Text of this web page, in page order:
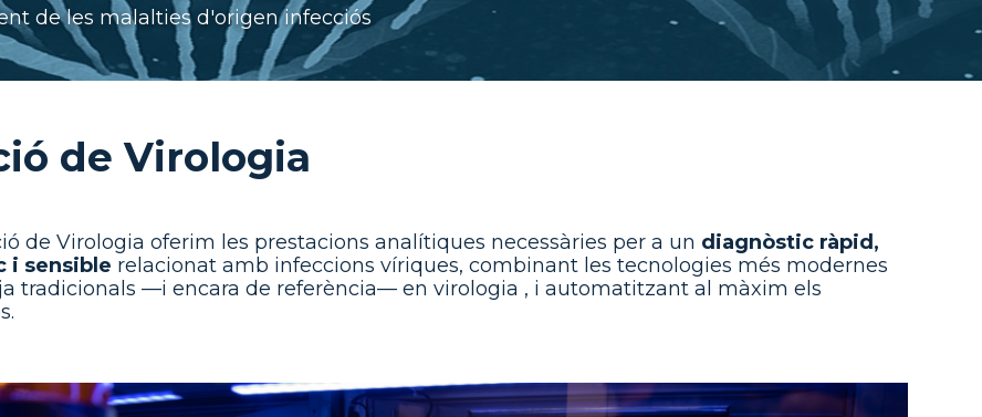
de les malalties d'origen infecciós
de Virologia
de Virologia oferim les prestacions analítiques necessàries per a un diagnòstic ràpid,
i sensible relacionat amb infeccions víriques, combinant les tecnologies més modernes
tradicionals —i encara de referència— en virologia , i automatitzant al màxim els